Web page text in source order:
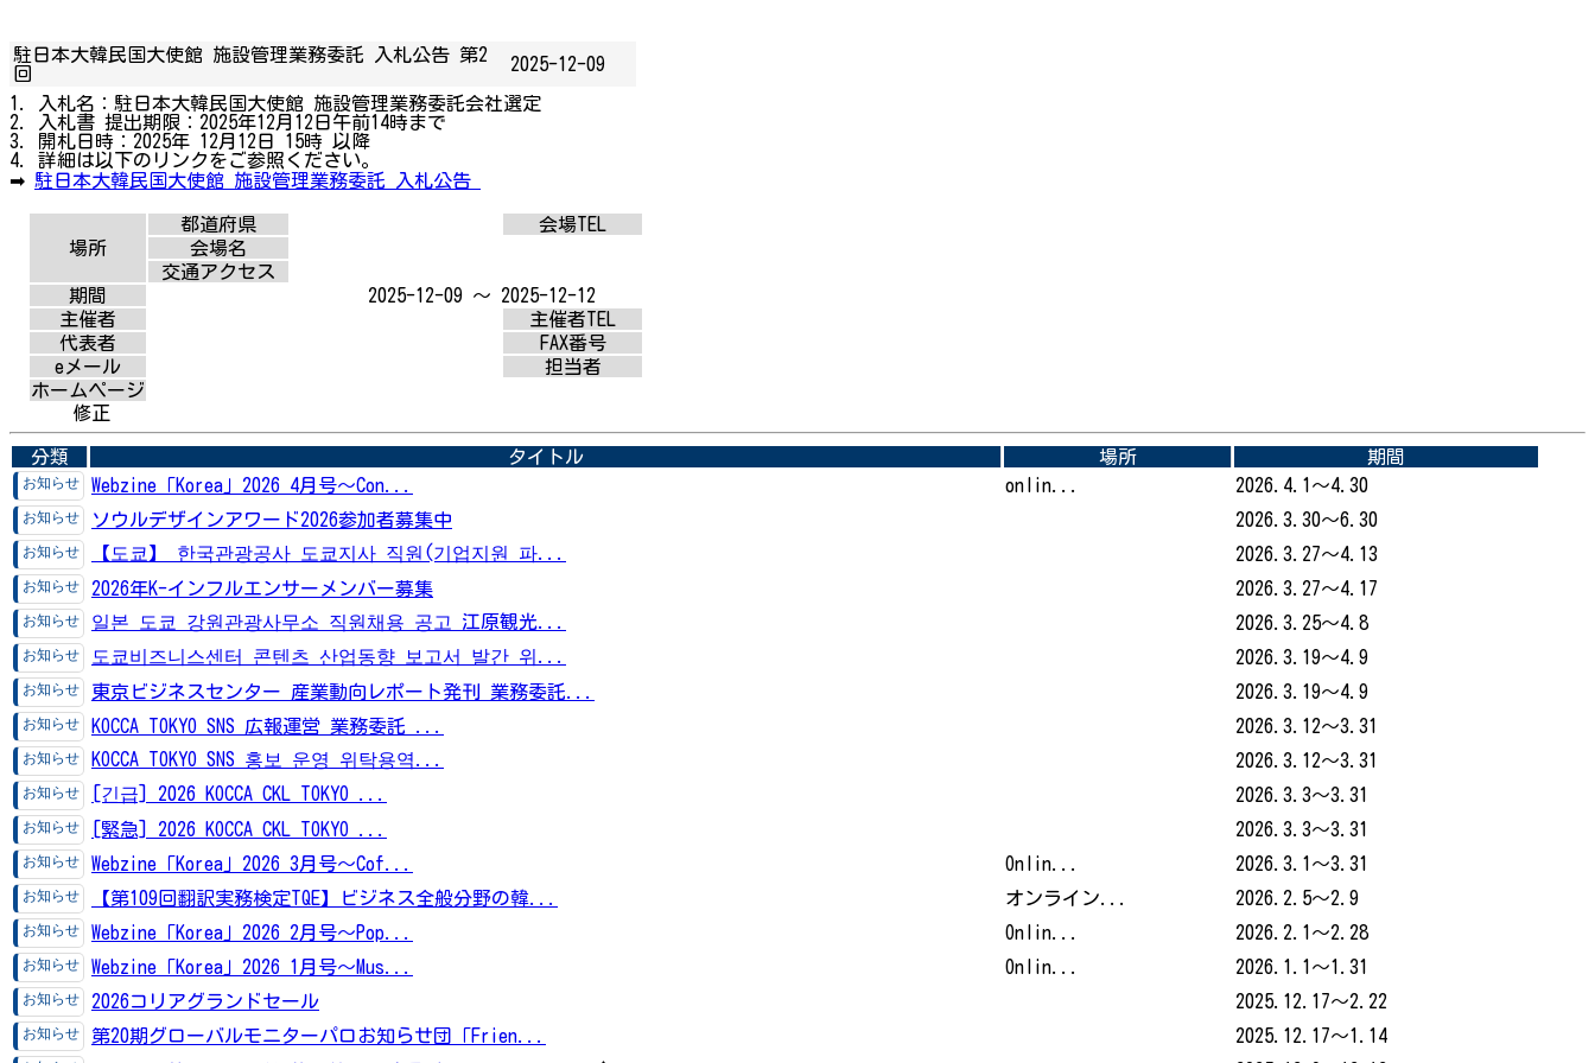
駐日本大韓民国大使館 施設管理業務委託 入札公告 第2
回
2025-12-09
1. 入札名：駐日本大韓民国大使館 施設管理業務委託会社選定
2. 入札書 提出期限：2025年12月12日午前14時まで
3. 開札日時：2025年 12月12日 15時 以降
4. 詳細は以下のリンクをご参照ください。
➡ 駐日本大韓民国大使館 施設管理業務委託 入札公告
場所
都道府県
会場TEL
会場名
交通アクセス
期間
2025-12-09 ～ 2025-12-12
主催者
主催者TEL
代表者
FAX番号
eメール
担当者
ホームページ
修正
分類 タイトル 場所
期間
Webzine「Korea」2026 4月号～Con...
onlin...
2026.4.1～4.30
ソウルデザインアワード2026参加者募集中
2026.3.30～6.30
【도쿄】 한국관광공사 도쿄지사 직원(기업지원 파...
2026.3.27～4.13
2026年K-インフルエンサーメンバー募集
2026.3.27～4.17
일본 도쿄 강원관광사무소 직원채용 공고 江原観光...
2026.3.25～4.8
도쿄비즈니스센터 콘텐츠 산업동향 보고서 발간 위...
2026.3.19～4.9
東京ビジネスセンター 産業動向レポート発刊 業務委託...
2026.3.19～4.9
KOCCA TOKYO SNS 広報運営 業務委託 ...
2026.3.12～3.31
KOCCA TOKYO SNS 홍보 운영 위탁용역...
2026.3.12～3.31
[긴급] 2026 KOCCA CKL TOKYO ...
2026.3.3～3.31
[緊急] 2026 KOCCA CKL TOKYO ...
2026.3.3～3.31
Webzine「Korea」2026 3月号～Cof...
Onlin...
2026.3.1～3.31
【第109回翻訳実務検定TQE】ビジネス全般分野の韓...
オンライン...
2026.2.5～2.9
Webzine「Korea」2026 2月号～Pop...
Onlin...
2026.2.1～2.28
Webzine「Korea」2026 1月号～Mus...
Onlin...
2026.1.1～1.31
2026コリアグランドセール
2025.12.17～2.22
第20期グローバルモニターパロお知らせ団「Frien...
2025.12.17～1.14